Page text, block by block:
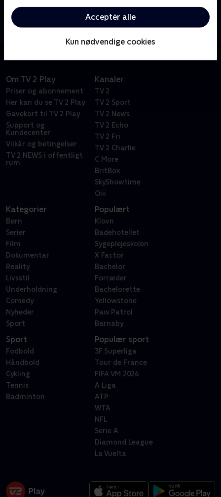
Acceptér alle
Kun nødvendige cookies
hjælp af en stjernerække af Danmarks sjoveste
personligheder. Så hvis du er i tvivl om, hvordan
danskerne egentlig er, så skal du blot se på
programmets brede persongalleri !
Om TV 2 Play
Priser og abonnement
Her kan du se TV 2 Play
Gavekort til TV 2 Play
Support og
Kundecenter
Vilkår og betingelser
TV 2 NEWS i offentligt
rum
Kanaler
TV 2
TV 2 Sport
TV 2 News
TV 2 Echo
TV 2 Fri
TV 2 Charlie
C More
BritBox
SkyShowtime
Oiii
Kategorier
Børn
Serier
Film
Dokumentar
Reality
Livsstil
Underholdning
Comedy
Nyheder
Sport
Populært
Klovn
Badehotellet
Sygeplejeskolen
X Factor
Bachelor
Forræder
Bachelorette
Yellowstone
Paw Patrol
Barnaby
Sport
Fodbold
Håndbold
Cykling
Tennis
Badminton
Populær sport
3F Superliga
Tour de France
FIFA VM 2026
A Liga
ATP
WTA
NFL
Serie A
Diamond League
La Vuelta